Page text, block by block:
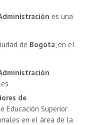
es una
de Bogota, en el
de
Educación Superior
en el área de la